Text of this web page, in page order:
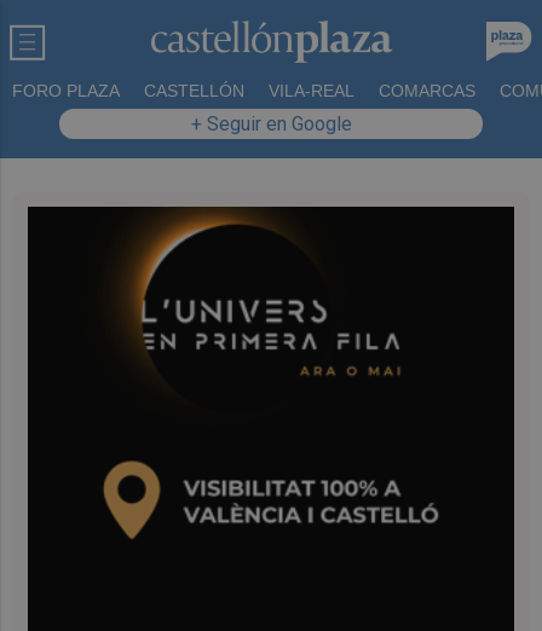
FORO PLAZA CASTELLÓN VILA-REAL COMARCAS
+ Seguir en Google